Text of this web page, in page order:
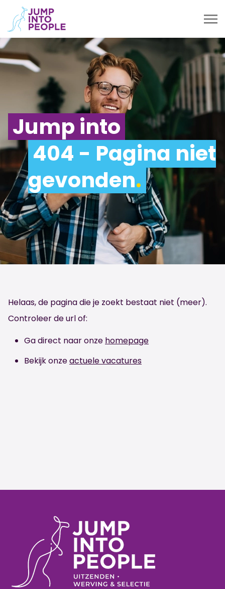
Jump into
404 - Pagina niet
gevonden.
Helaas, de pagina die je zoekt bestaat niet (meer).
Controleer de url of:
Ga direct naar onze homepage
Bekijk onzeactuele vacatures